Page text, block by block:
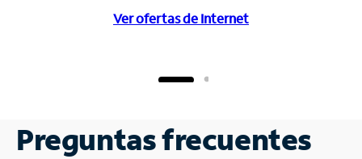
Ver ofertas de Internet
Preguntas frecuentes